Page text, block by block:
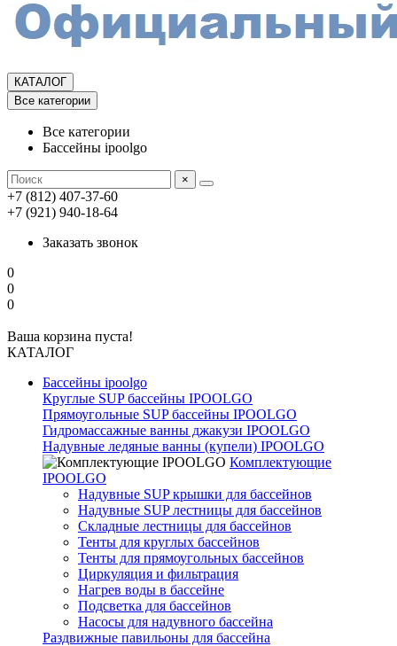
КАТАЛОГ
Все категории
Все категории
Бассейны ipoolgo
×
+7 (812) 407-37-60
+7 (921) 940-18-64
Заказать звонок
0
0
0
Ваша корзина пуста!
КАТАЛОГ
Бассейны ipoolgo
Круглые SUP бассейны IPOOLGO
Прямоугольные SUP бассейны IPOOLGO
Гидромассажные ванны джакузи IPOOLGO
Надувные ледяные ванны (купели) IPOOLGO
Комплектующие
IPOOLGO
Надувные SUP крышки для бассейнов
Надувные SUP лестницы для бассейнов
Складные лестницы для бассейнов
Тенты для круглых бассейнов
Тенты для прямоугольных бассейнов
Циркуляция и фильтрация
Нагрев воды в бассейне
Подсветка для бассейнов
Насосы для надувного бассейна
Раздвижные павильоны для бассейна